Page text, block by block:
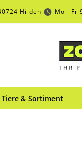
Hilden Mo - Fr
Tiere & Sortiment